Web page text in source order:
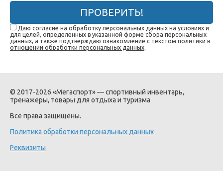
ПРОВЕРИТЬ!
Даю согласие на обработку персональных данных на условиях и
для целей, определенных в указанной форме сбора персональных
данных, а также подтверждаю ознакомление с текстом политики в
отношении обработки персональных данных.
© 2017-2026 «Мегаспорт» — спортивный инвентарь,
тренажеры, товары для отдыха и туризма
Все права защищены.
Политика обработки персональных данных
Реквизиты